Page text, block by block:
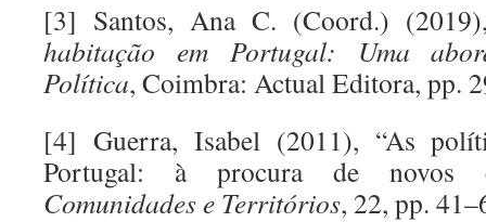
[3] Santos, Ana C. (Coord.)
habitação em Portugal: Uma
Política, Coimbra: Actual Editora, pp.
[4] Guerra, Isabel (2011), “As
Portugal: à procura de novos
Comunidades e Territórios, 22, pp.